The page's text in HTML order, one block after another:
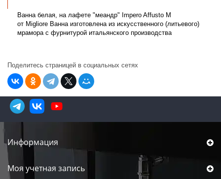
Ванна белая, на лафете "меандр" Impero Affusto M
от Migliore Ванна изготовлена из искусственного (литьевого)
мрамора с фурнитурой итальянского производства
Поделитесь страницей в социальных сетях
Информация
Моя учетная запись